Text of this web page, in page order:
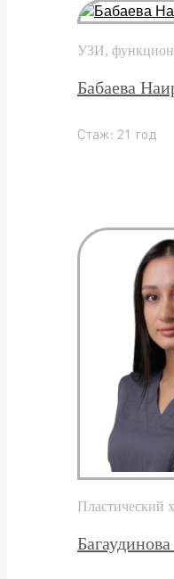
УЗИ,
Бабаева
Стаж: 21 год
Пластический